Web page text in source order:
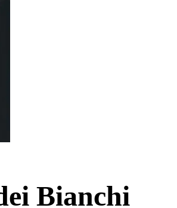
Bianchi